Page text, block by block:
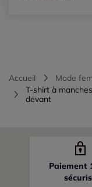
Accueil Mode
T-shirt à
devant
Paiement